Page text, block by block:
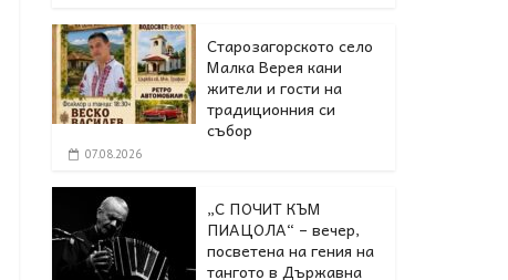
Старозагорското село
Малка Верея кани
жители и гости на
традиционния си
събор
07.08.2026
„С ПОЧИТ КЪМ
ПИАЦОЛА“ – вечер,
посветена на гения на
тангото в Държавна